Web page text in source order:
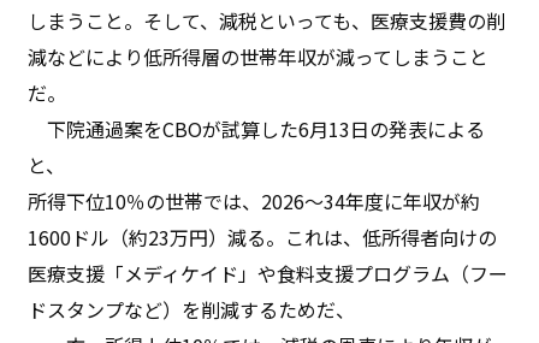
しまうこと。そして、減税といっても、医療支援費の削
減などにより低所得層の世帯年収が減ってしまうこと
だ。
下院通過案をCBOが試算した6月13日の発表による
と、
所得下位10％の世帯では、2026～34年度に年収が約
1600ドル（約23万円）減る。これは、低所得者向けの
医療支援「メディケイド」や食料支援プログラム（フー
ドスタンプなど）を削減するためだ、